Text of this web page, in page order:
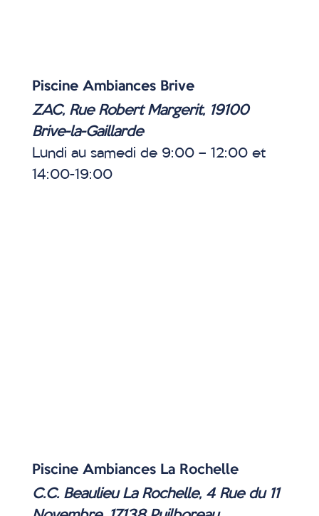
Piscine Ambiances Brive
ZAC, Rue Robert Margerit, 19100
Brive-la-Gaillarde
Lundi au samedi de 9:00 – 12:00 et
14:00-19:00
Piscine Ambiances La Rochelle
C.C. Beaulieu La Rochelle, 4 Rue du 11